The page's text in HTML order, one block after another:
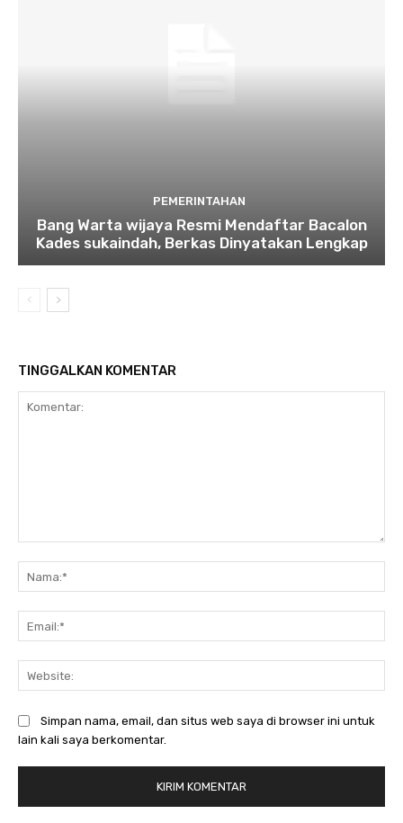
PEMERINTAHAN
Bang Warta wijaya Resmi Mendaftar Bacalon
Kades sukaindah, Berkas Dinyatakan Lengkap
TINGGALKAN KOMENTAR
Simpan nama, email, dan situs web saya di browser ini untuk
lain kali saya berkomentar.